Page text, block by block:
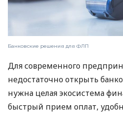
Банковские решения для ФЛП
Для современного
недостаточно открыть
нужна целая экосистема
быстрый прием оплат,